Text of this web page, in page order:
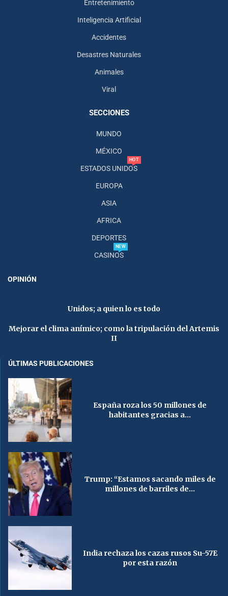
Entretenimiento
Inteligencia Artificial
Accidentes
Desastres Naturales
Animales
Viral
SECCIONES
MUNDO
MÉXICO
ESTADOS UNIDOS
HOT
EUROPA
ASIA
AFRICA
DEPORTES
CASINOS
NEW
OPINIÓN
Unidos; a quien lo es todo
Mejorar el clima anímico; como la tripulación del Artemis
II
ÚLTIMAS PUBLICACIONES
España roza los 50 millones de
habitantes gracias a...
Trump: “Estamos sacando miles de
millones de barriles de...
India rechaza los cazas rusos Su-57E
por esta razón